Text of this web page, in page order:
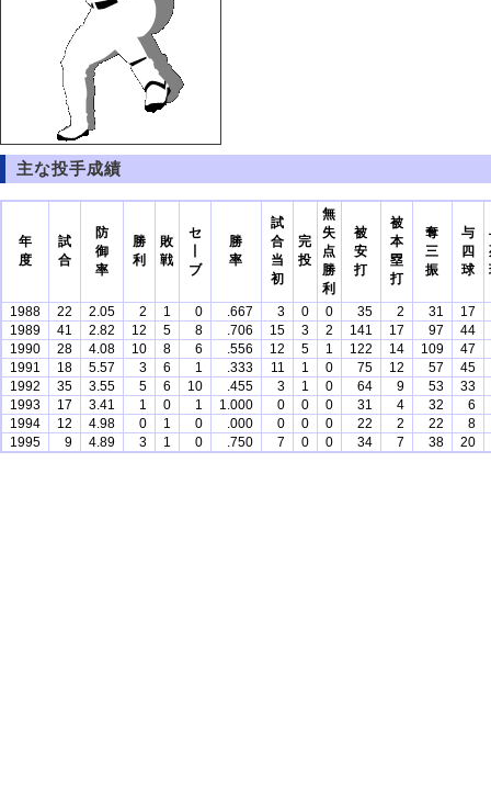
主な投手成績
年
度
試
合
防
御
率
勝
利
敗
戦
セ
ブ
勝
率
試
合
当
初
完
投
無
失
点
勝
利
被
安
打
被
本
塁
打
奪
三
振
与
四
球
1988 22 2.05 2 1 0 .667 3 0 0 35 2 31
17
1989
41 2.82 12 5 8 .706 15 3 2 141 17 97
44
1990
28 4.08 10 8 6 .556 12 5 1 122 14 109
47
1991
18 5.57 3 6 1 .333 11 1 0 75 12 57
45
1992
35 3.55 5 6 10 .455 3 1 0 64 9 53
33
1993
17 3.41 1 0 1 1.000 0 0 0 31 4 32
6
1994
12 4.98 0 1 0 .000 0 0 0 22 2 22
8
1995
9 4.89 3 1 0 .750 7 0 0 34 7 38 20